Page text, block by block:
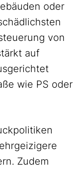
oder
von
auf
wie PS oder
Zudem